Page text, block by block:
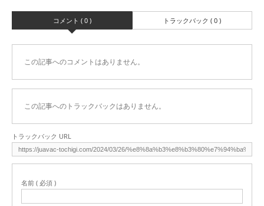
コメント ( 0 ) トラックバック ( 0 )
この記事へのコメントはありません。
この記事へのトラックバックはありません。
トラックバック URL
名前 ( 必須 )